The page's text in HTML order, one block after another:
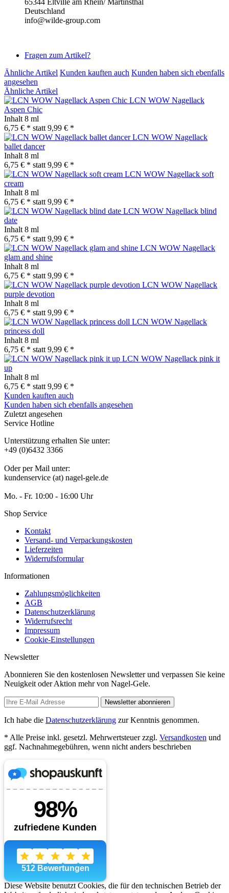
65344 Eltville am Rhein/ Martinsthal
Deutschland
info@wilde-group.com
Fragen zum Artikel?
Ähnliche Artikel Kunden kauften auch Kunden haben sich ebenfalls
angesehen
Ähnliche Artikel
LCN WOW Nagellack
Aspen Chic
Inhalt 8 ml
6,75 € * statt 9,99 € *
LCN WOW Nagellack
ballet dancer
Inhalt 8 ml
6,75 € * statt 9,99 € *
LCN WOW Nagellack soft
cream
Inhalt 8 ml
6,75 € * statt 9,99 € *
LCN WOW Nagellack blind
date
Inhalt 8 ml
6,75 € * statt 9,99 € *
LCN WOW Nagellack
glam and shine
Inhalt 8 ml
6,75 € * statt 9,99 € *
LCN WOW Nagellack
purple devotion
Inhalt 8 ml
6,75 € * statt 9,99 € *
LCN WOW Nagellack
princess doll
Inhalt 8 ml
6,75 € * statt 9,99 € *
LCN WOW Nagellack pink it
up
Inhalt 8 ml
6,75 € * statt 9,99 € *
Kunden kauften auch
Kunden haben sich ebenfalls angesehen
Zuletzt angesehen
Service Hotline
Unterstützung erhalten Sie unter:
+49 (0)6432 3366
Oder per Mail unter:
kundenservice (at) nagel-gele.de
Mo. - Fr. 10:00 - 16:00 Uhr
Shop Service
Kontakt
Versand- und Verpackungskosten
Lieferzeiten
Widerrufsformular
Informationen
Zahlungsmöglichkeiten
AGB
Datenschutzerklärung
Widerrufsrecht
Impressum
Cookie-Einstellungen
Newsletter
Abonnieren Sie den kostenlosen Newsletter und verpassen Sie keine
Neuigkeit oder Aktion mehr von Nagel-Gele.
Newsletter abonnieren
Ich habe die Datenschutzerklärung zur Kenntnis genommen.
* Alle Preise inkl. gesetzl. Mehrwertsteuer zzgl. Versandkosten und
ggf. Nachnahmegebühren, wenn nicht anders beschrieben
Diese Website benutzt Cookies, die für den technischen Betrieb der